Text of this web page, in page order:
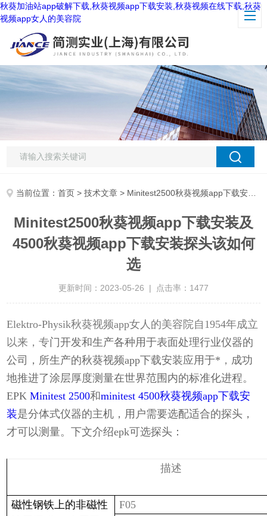
秋葵加油站app破解下载,秋葵视频app下载安装,秋葵视频在线下载,秋葵
视频app女人的美容院
当前位置：首页 >技术文章 > Minitest2500秋葵视频app下载安装及4500秋葵视频app下载安装探头该如何选
Minitest2500秋葵视频app下载安装及
4500秋葵视频app下载安装探头该如何
选
更新时间：2023-05-26 | 点击率：1477
Elektro-Physik秋葵视频app女人的美容院自1954年成立
以来，专门开发和生产各种用于表面处理行业仪器的
公司，所生产的秋葵视频app下载安装应用于* ， 成功
地推进了涂层厚度测量在世界范围内的标准化进程。
EPKMinitest 2500和minitest 4500秋葵视频app下载安
装是分体式仪器的主机，用户需要选配适合的探头，
才可以测量。下文介绍epk可选探头：
描述
磁性钢铁上的非磁性
F05